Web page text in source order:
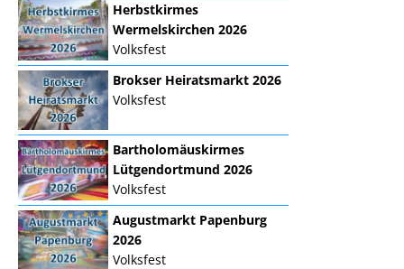
Herbstkirmes
Wermelskirchen 2026
Volksfest
Brokser Heiratsmarkt 2026
Volksfest
Bartholomäuskirmes
Lütgendortmund 2026
Volksfest
Augustmarkt Papenburg
2026
Volksfest